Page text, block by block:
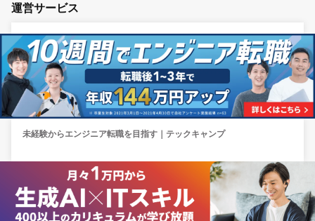
運営サービス
未経験からエンジニア転職を目指す｜テックキャンプ